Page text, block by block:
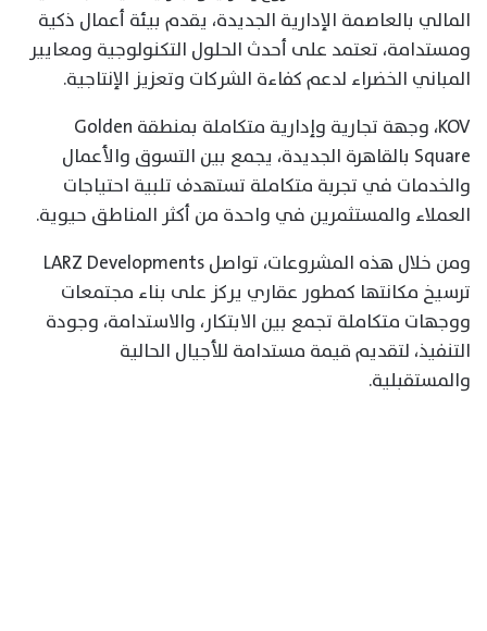
المالي بالعاصمة الإدارية الجديدة، يقدم بيئة أعمال ذكية
ومستدامة، تعتمد على أحدث الحلول التكنولوجية ومعايير
المباني الخضراء لدعم كفاءة الشركات وتعزيز الإنتاجية.
KOV، وجهة تجارية وإدارية متكاملة بمنطقة Golden
Square بالقاهرة الجديدة، يجمع بين التسوق والأعمال
والخدمات في تجربة متكاملة تستهدف تلبية احتياجات
العملاء والمستثمرين في واحدة من أكثر المناطق حيوية.
ومن خلال هذه المشروعات، تواصل LARZ Developments
ترسيخ مكانتها كمطور عقاري يركز على بناء مجتمعات
ووجهات متكاملة تجمع بين الابتكار، والاستدامة، وجودة
التنفيذ، لتقديم قيمة مستدامة للأجيال الحالية
والمستقبلية.